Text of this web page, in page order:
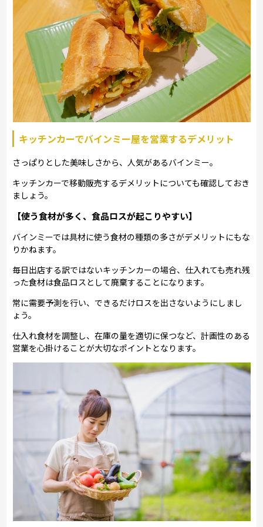
キッチンカーでバインミー屋を営業するデメリット
さっぱりとした美味しさから、人気があるバインミー。
キッチンカーで移動販売するデメリットについても確認しておき
ましょう。
【使う食材が多く、食品ロスが起こりやすい】
バインミーでは具材に使う食材の種類の多さがデメリットにもな
りかねます。
毎日出店する訳ではないキッチンカーの場合、仕入れても売れ残
った食材は食品ロスとして廃棄することになります。
常に需要予測を行い、できるだけロスを出さないようにしまし
ょう。
仕入れ食材を調整し、在庫の量を適切に保つなど、計画性のある
営業を心掛けることが大切なポイントとなります。